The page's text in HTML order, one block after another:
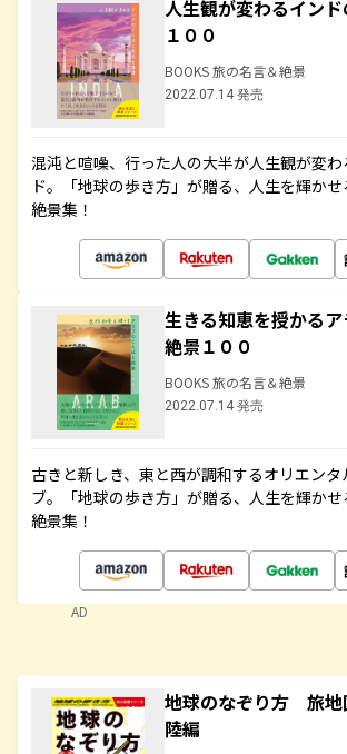
人生観が変わるイン
１００
BOOKS 旅の名言＆絶景
2022.07.14 発売
混沌と喧噪、行った人の大半が人生観が変
ド。「地球の歩き方」が贈る、人生を輝か
絶景集！
生きる知恵を授かる
絶景１００
BOOKS 旅の名言＆絶景
2022.07.14 発売
古きと新しき、東と西が調和するオリエンタ
ブ。「地球の歩き方」が贈る、人生を輝か
絶景集！
AD
地球のなぞり方 旅
陸編